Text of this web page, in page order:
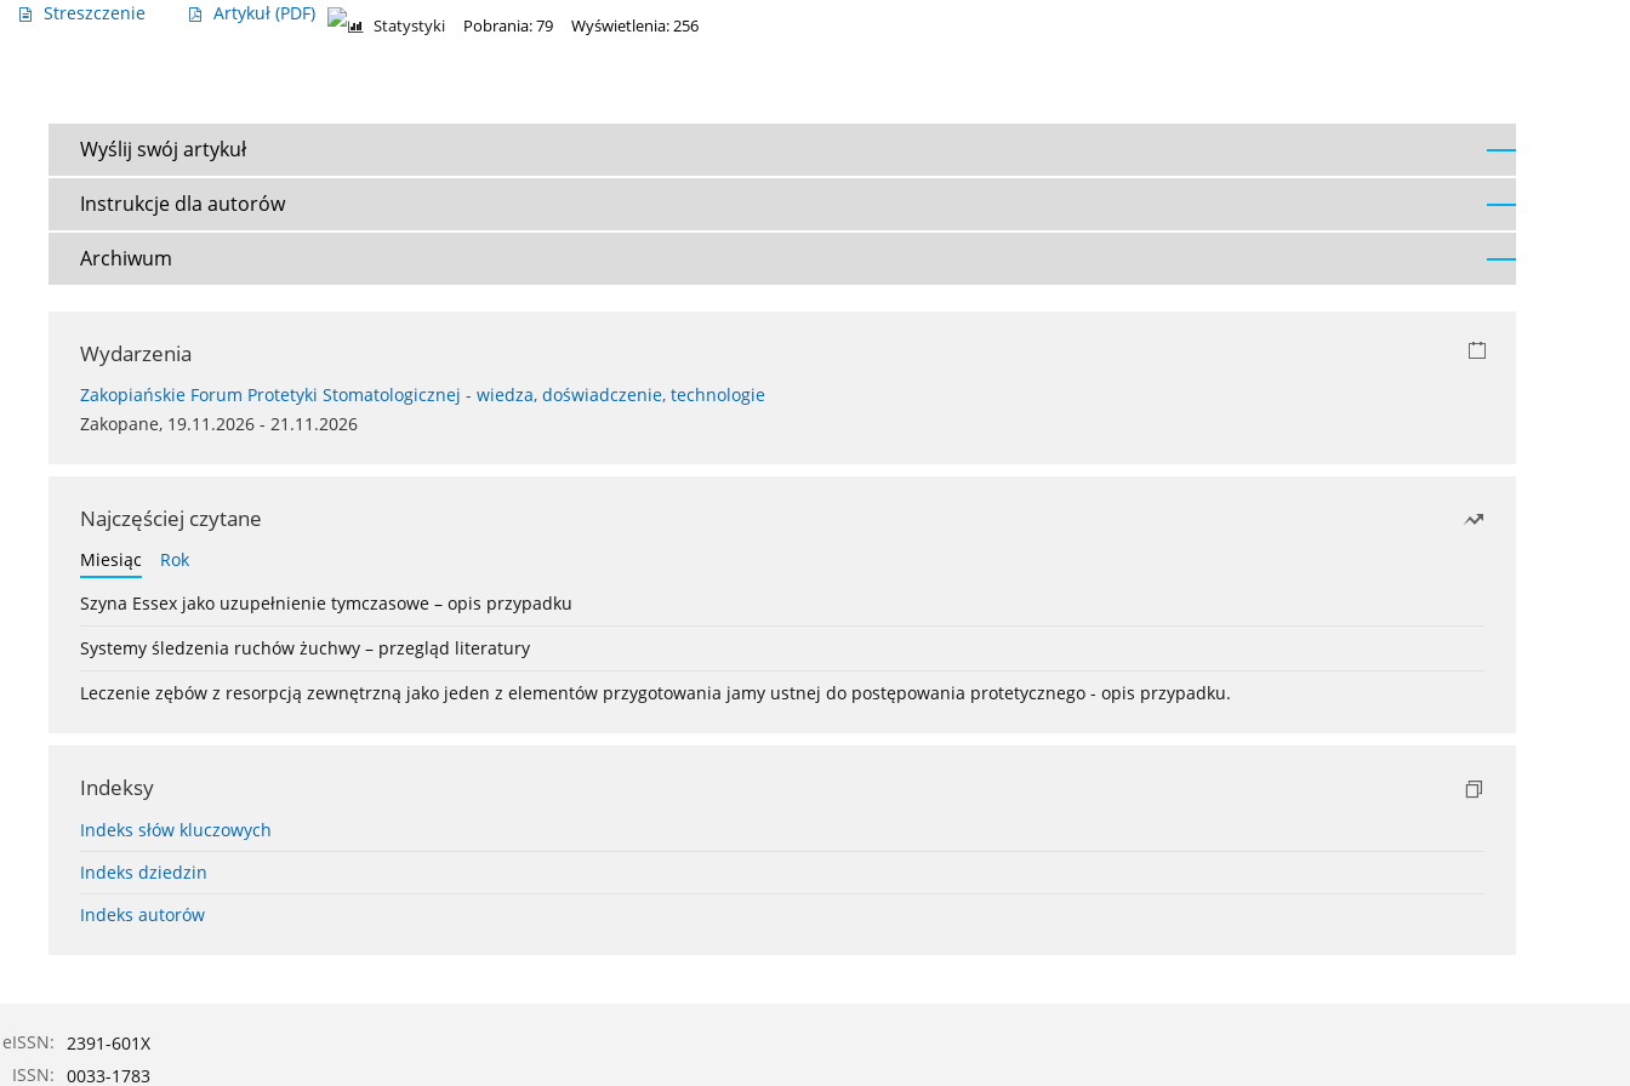
Streszczenie Artykuł (PDF)
Statystyki Pobrania: 79 Wyświetlenia: 256
Wyślij swój artykuł
Instrukcje dla autorów
Archiwum
Wydarzenia
Zakopiańskie Forum Protetyki Stomatologicznej - wiedza, doświadczenie, technologie
Zakopane, 19.11.2026 - 21.11.2026
Najczęściej czytane
Miesiąc
Rok
Szyna Essex jako uzupełnienie tymczasowe – opis przypadku
Systemy śledzenia ruchów żuchwy – przegląd literatury
Leczenie zębów z resorpcją zewnętrzną jako jeden z elementów przygotowania jamy ustnej do postępowania protetycznego - opis przypadku.
Indeksy
Indeks słów kluczowych
Indeks dziedzin
Indeks autorów
eISSN: 2391-601X
ISSN: 0033-1783